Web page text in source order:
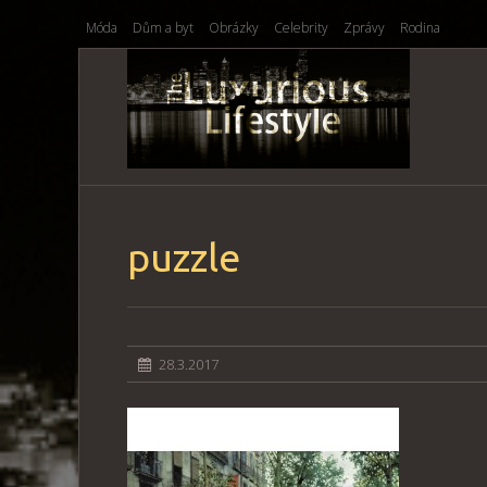
Móda Dům a byt Obrázky Celebrity Zprávy Rodina
puzzle
28.3.2017